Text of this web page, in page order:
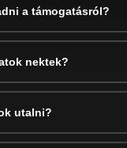
a támogatásról?
nektek?
utalni?